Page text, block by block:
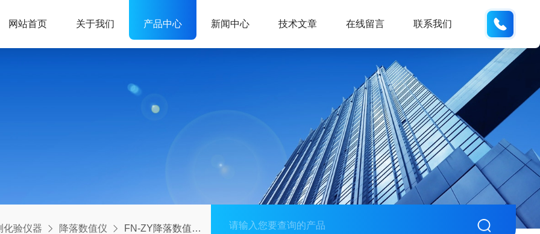
0571-
网站首页 关于我们 产品中心 新闻中心 技术文章 在线留言 联系我们
化验仪器 降落数值仪 FN-ZY降落数值测定仪振摇器